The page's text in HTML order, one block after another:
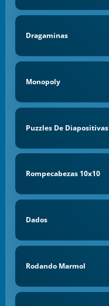
Dragaminas
Monopoly
Puzzles De Diapositivas
Rompecabezas 10x10
Dados
Rodando Marmol